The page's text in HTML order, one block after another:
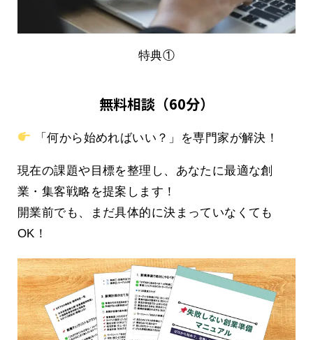
特典①
無料相談（60分）
「何から始めればいい？」を専門家が解決！
現在の課題や目標を整理し、あなたに最適な創
業・集客戦略を提案します！
開業前でも、まだ具体的に決まっていなくても
OK！